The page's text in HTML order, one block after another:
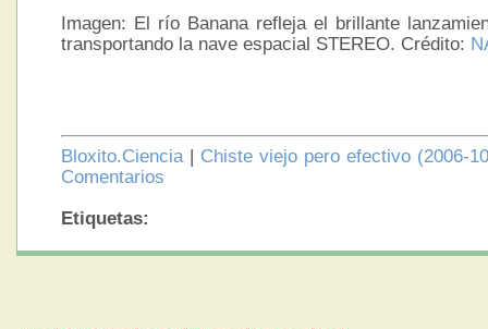
Imagen: El río Banana refleja el brillante
transportando la nave espacial STEREO. Crédito:
Bloxito.Ciencia| Chiste viejo pero efectivo (2006-
Comentarios
Etiquetas: